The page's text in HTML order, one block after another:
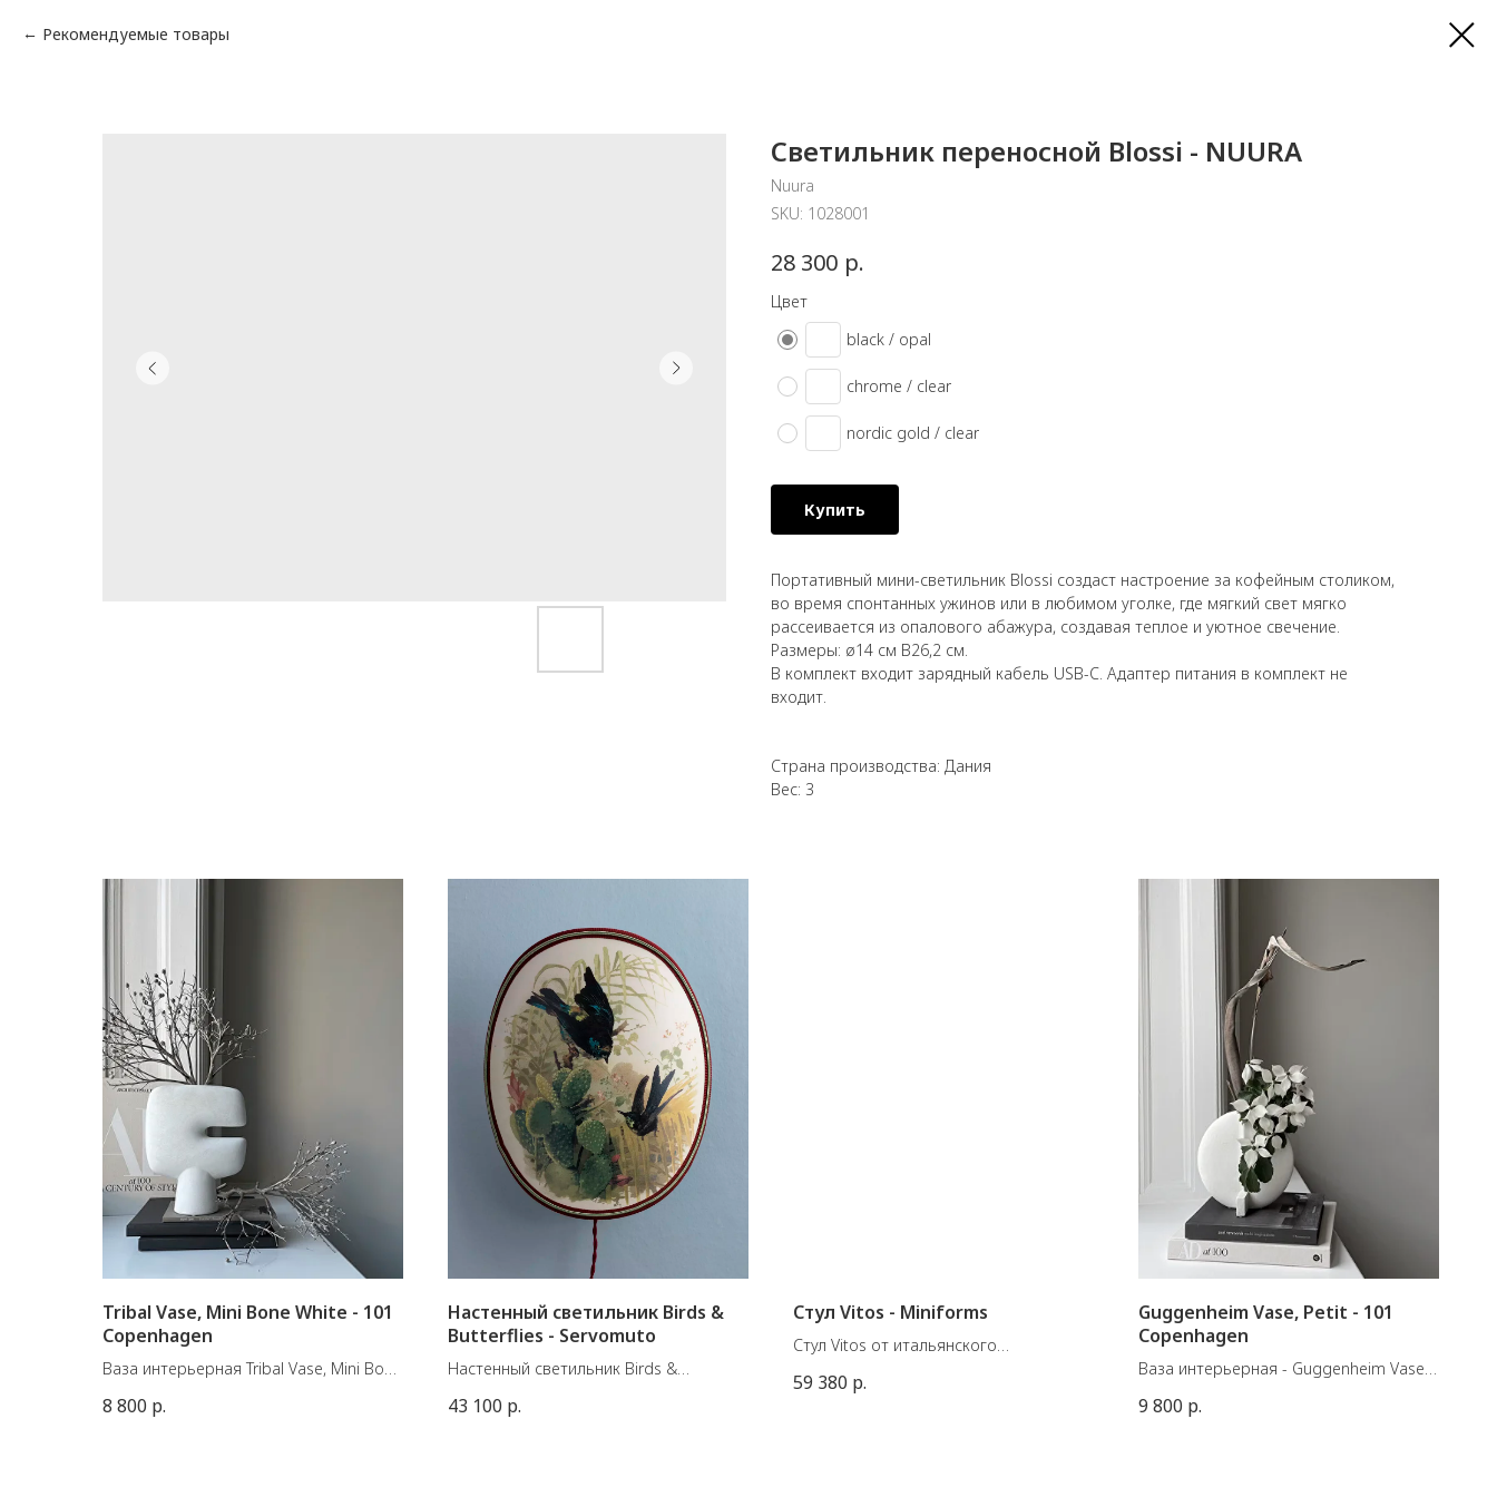
Рекомендуемые товары
Светильник переносной Blossi - NUURA
Nuura
SKU: 1028001
28 300 р.
Цвет
black / opal
chrome / clear
nordic gold / clear
Купить
Портативный мини-светильник Blossi создаст настроение за кофейным столиком,
во время спонтанных ужинов или в любимом уголке, где мягкий свет мягко
рассеивается из опалового абажура, создавая теплое и уютное свечение.
Размеры: ø14 см В26,2 см.
В комплект входит зарядный кабель USB-C. Адаптер питания в комплект не
входит.
Страна производства: Дания
Вес: 3
Tribal Vase, Mini Bone White - 101
Copenhagen
Ваза интерьерная Tribal Vase, Mini Bone
Материал: Керамика
8 800 р.
Настенный светильник Birds &
Butterflies - Servomuto
Настенный светильник Birds &
старинной иллюстрации 1750-х годов,
43 100 р.
Стул Vitos - Miniforms
Стул Vitos от итальянского
Материал: металл + бук.
59 380 р.
Guggenheim Vase, Petit - 101
Copenhagen
Ваза интерьерная - Guggenheim Vase,
Материал: Керамика
9 800 р.